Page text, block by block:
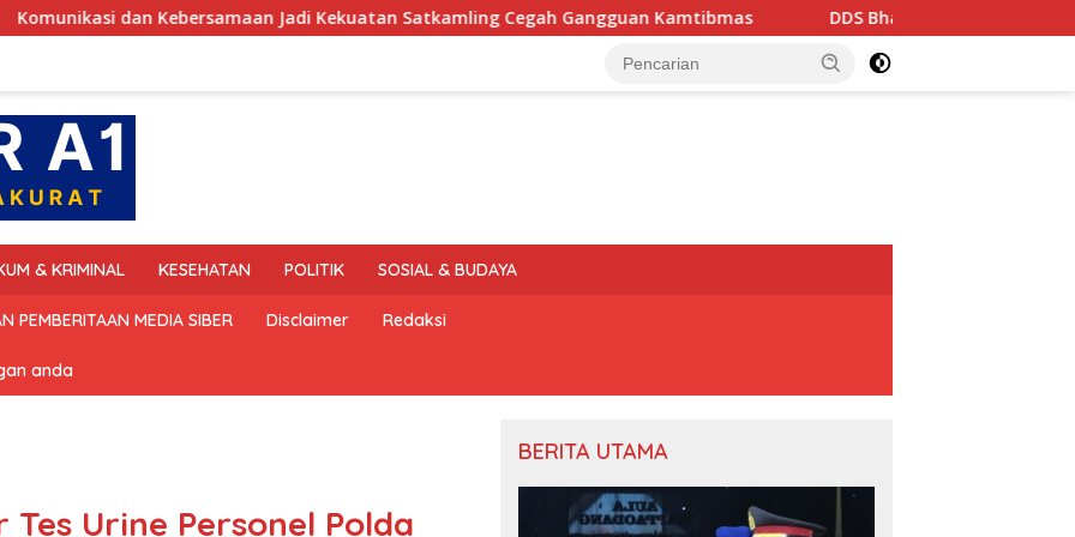
dan Kebersamaan Jadi Kekuatan Satkamling Cegah Gangguan Kamtibmas DDS Bhabinkamtibmas, Aiptu Baso
& KRIMINAL KESEHATAN POLITIK SOSIAL & BUDAYA
PEMBERITAAN MEDIA SIBER Disclaimer Redaksi
anda
Urine Personel Polda
BERITA UTAMA